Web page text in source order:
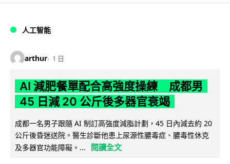
人工智能
arthur 1 日
AI 減肥餐單配合高強度操練 成都男
45 日減 20 公斤後多器官衰竭
成都一名男子跟隨 AI 制訂高強度減脂計劃，45 日內減去約 20
公斤後昏迷送院。醫生診斷他患上尿源性膿毒症、膿毒性休克
及多器官功能障礙。...
閱讀全文